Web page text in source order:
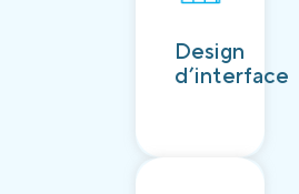
Design
d’interface